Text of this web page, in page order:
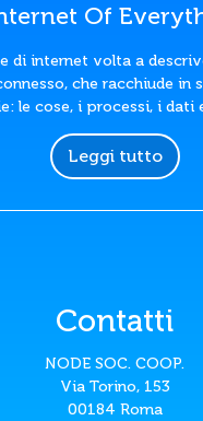
Of
di internet volta a
che racchiude in
le cose, i processi, i dati
Leggi tutto
Contatti
NODE SOC. COOP.
Via Torino, 153
00184 Roma